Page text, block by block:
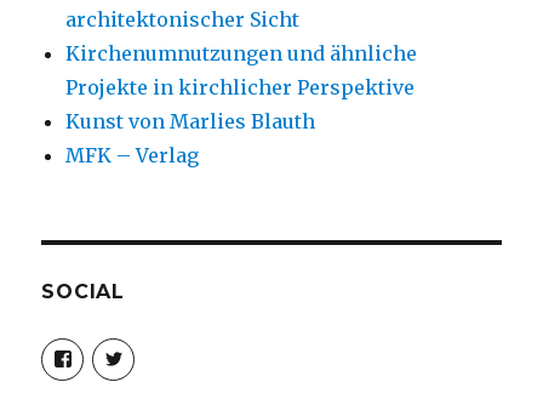
architektonischer Sicht
Kirchenumnutzungen und ähnliche
Projekte in kirchlicher Perspektive
Kunst von Marlies Blauth
MFK – Verlag
SOCIAL
Profil
von
christoph.fleischer1
Profil
von